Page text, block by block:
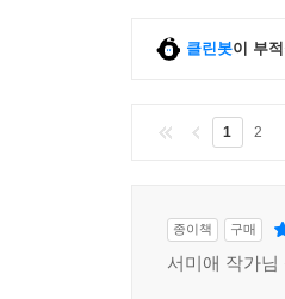
클린봇이 부
1 2
종이책 구매
서미애 작가님